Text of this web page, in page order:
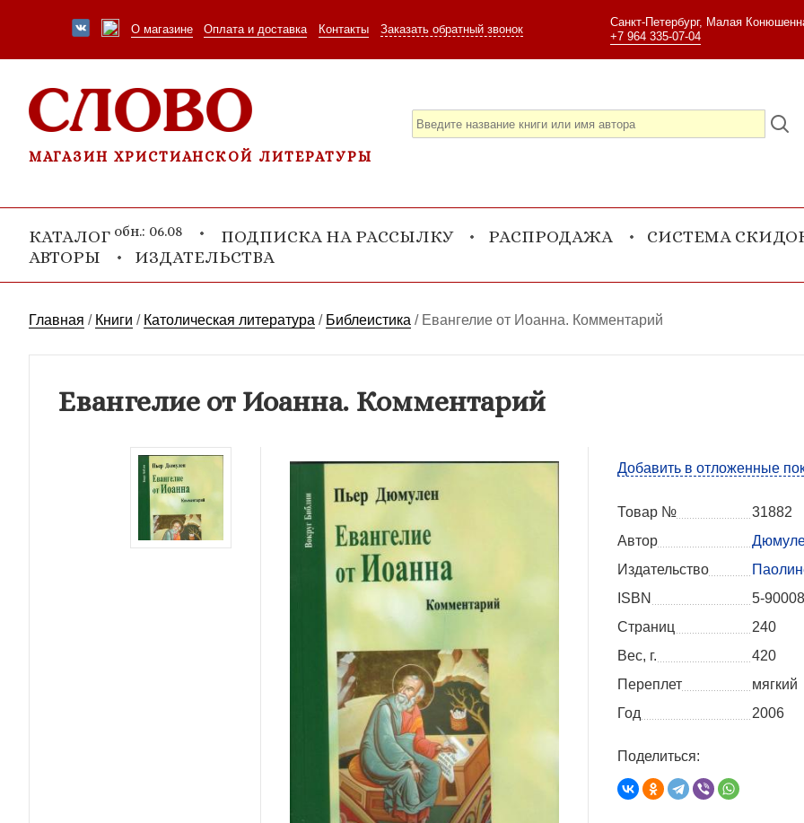
О магазине Оплата и доставка Контакты Заказать обратный звонок
Санкт-Петербург, Малая
+7 964 335-07-04
МАГАЗИН ХРИСТИАНСКОЙ ЛИТЕРАТУРЫ
КАТАЛОГ обн.: 06.08 ПОДПИСКА НА РАССЫЛКУ РАСПРОДАЖА
СИСТЕМА
АВТОРЫ
ИЗДАТЕЛЬСТВА
Главная / Книги / Католическая литература / Библеистика / Евангелие от Иоанна. Комментарий
Евангелие от Иоанна. Комментарий
Добавить в отложенные
Товар №
31882
Автор
Издательство
ISBN
5-
Страниц
240
Вес, г.
420
Переплет
мягкий
Год
2006
Поделиться: